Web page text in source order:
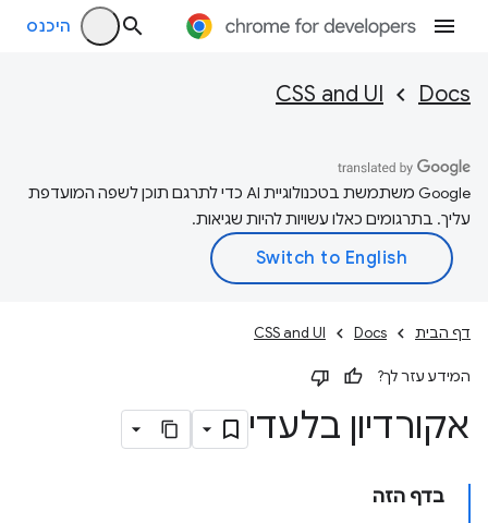
היכנס
Docs
CSS and UI
‫Google משתמשת בטכנולוגיית AI כדי לתרגם תוכן לשפה המועדפת
עליך. בתרגומים כאלו עשויות להיות שגיאות.
דף הבית Docs
CSS and UI
המידע עזר לך?
אקורדיון בלעדי
בדף הזה